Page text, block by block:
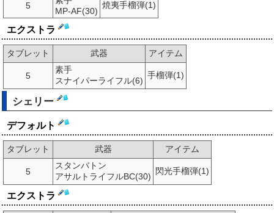
5
MP-AF(30)
焼夷手榴弾(1)
エクストラ
タブレット 武器 アイテム
5
素手
スナイパーライフル(6)
手榴弾(1)
シェリー
デフォルト
タブレット 武器 アイテム
5
スタンバトン
アサルトライフルBC(30)
閃光手榴弾(1)
エクストラ